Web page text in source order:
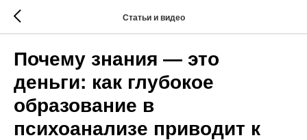
Статьи и видео
Почему знания — это
деньги: как глубокое
образование в
психоанализе приводит к